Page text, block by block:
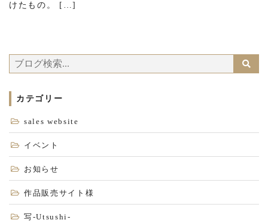
けたもの。 […]
カテゴリー
sales website
イベント
お知らせ
作品販売サイト様
写-Utsushi-